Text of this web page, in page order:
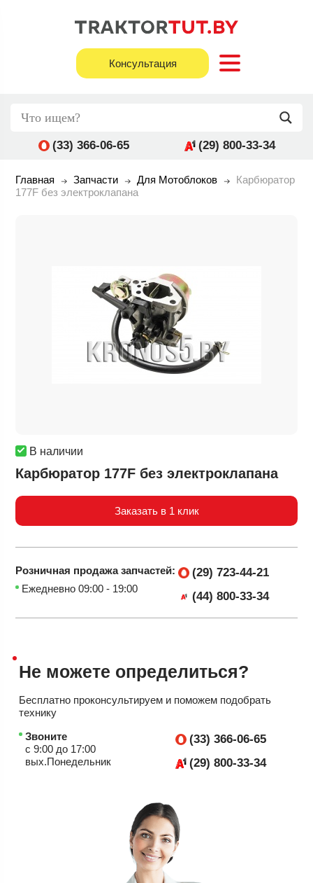
Консультация
(33) 366-06-65 (29) 800-33-34
Главная Запчасти Для Мотоблоков
Карбюратор
177F без электроклапана
В наличии
Карбюратор 177F без электроклапана
Заказать в 1 клик
Розничная продажазапчастей:
Ежедневно 09:00 - 19:00
(29) 723-44-21
(44) 800-33-34
Не можете определиться?
Бесплатно проконсультируем и поможем подобрать
технику
Звоните
с 9:00 до 17:00
вых.Понедельник
(33) 366-06-65
(29) 800-33-34